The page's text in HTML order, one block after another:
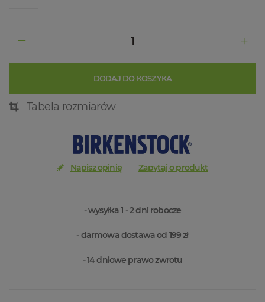
DODAJ DO KOSZYKA
Tabela rozmiarów
Napisz opinię Zapytaj o produkt
- wysyłka 1 - 2 dni robocze
- darmowa dostawa od 199 zł
- 14 dniowe prawo zwrotu